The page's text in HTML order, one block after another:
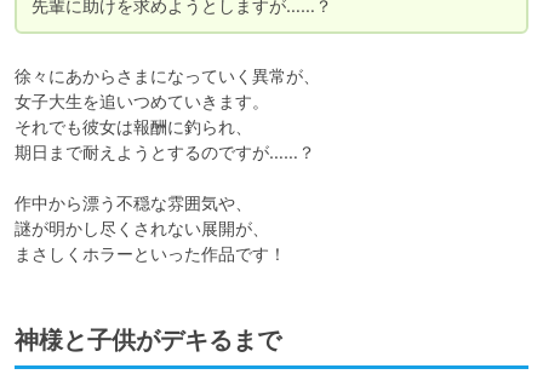
先輩に助けを求めようとしますが……？
徐々にあからさまになっていく異常が、
女子大生を追いつめていきます。
それでも彼女は報酬に釣られ、
期日まで耐えようとするのですが……？
作中から漂う不穏な雰囲気や、
謎が明かし尽くされない展開が、
まさしくホラーといった作品です！
神様と子供がデキるまで